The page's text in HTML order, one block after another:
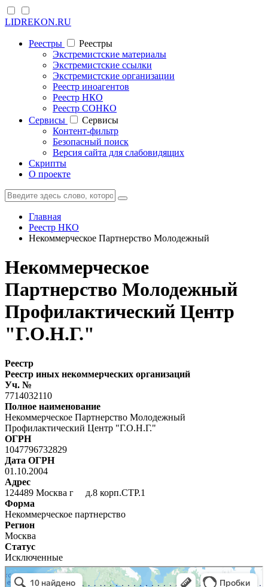
LIDREKON.RU
Реестры
Реестры
Экстремистские материалы
Экстремистские ссылки
Экстремистские организации
Реестр иноагентов
Реестр НКО
Реестр СОНКО
Cервисы
Cервисы
Контент-фильтр
Безопасный поиск
Версия сайта для слабовидящих
Скрипты
О проекте
Главная
Реестр НКО
Некоммерческое Партнерство Молодежный
Некоммерческое
Партнерство Молодежный
Профилактический Центр
"Г.О.Н.Г."
Реестр
Реестр иных некоммерческих организаций
Уч. №
7714032110
Полное наименование
Некоммерческое Партнерство Молодежный
Профилактический Центр "Г.О.Н.Г."
ОГРН
1047796732829
Дата ОГРН
01.10.2004
Адрес
124489 Москва г д.8 корп.СТР.1
Форма
Некоммерческое партнерство
Регион
Москва
Статус
Исключенные